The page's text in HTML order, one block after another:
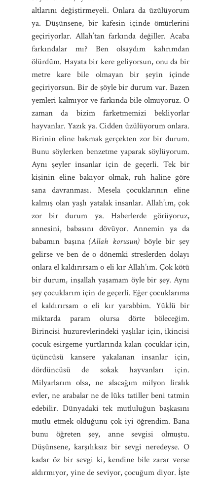
altlarını değiştirmeyeli. Onlara da üzülüyorum
ya. Düşünsene, bir kafesin içinde ömürlerini
geçiriyorlar. Allah’tan farkında değiller. Acaba
farkındalar mı? Ben olsaydım kahrımdan
ölürdüm. Hayata bir kere geliyorsun, onu da bir
metre kare bile olmayan bir şeyin içinde
geçiriyorsun. Bir de şöyle bir durum var. Bazen
yemleri kalmıyor ve farkında bile olmuyoruz. O
zaman da bizim farketmemizi bekliyorlar
hayvanlar. Yazık ya. Cidden üzülüyorum onlara.
Birinin eline bakmak gerçekten zor bir durum.
Bunu söylerken benzetme yaparak söylüyorum.
Aynı şeyler insanlar için de geçerli. Tek bir
kişinin eline bakıyor olmak, ruh haline göre
sana davranması. Mesela çocuklarının eline
kalmış olan yaşlı yatalak insanlar. Allah’ım, çok
zor bir durum ya. Haberlerde görüyoruz,
annesini, babasını dövüyor. Annemin ya da
babamın başına(Allah korusun) böyle bir şey
gelirse ve ben de o dönemki streslerden dolayı
onlara el kaldırırsam o eli kır Allah’ım. Çok kötü
bir durum, inşallah yaşamam öyle bir şey. Aynı
şey çocuklarım için de geçerli. Eğer çocuklarıma
el kaldırırsam o eli kır yarabbim. Yüklü bir
miktarda param olursa dörte böleceğim.
Birincisi huzurevlerindeki yaşlılar için, ikincisi
çocuk esirgeme yurtlarında kalan çocuklar için,
üçüncüsü kansere yakalanan insanlar için,
dördüncüsü de sokak hayvanları için.
Milyarlarım olsa, ne alacağım milyon liralık
evler, ne arabalar ne de lüks tatiller beni tatmin
edebilir. Dünyadaki tek mutluluğun başkasını
mutlu etmek olduğunu çok iyi öğrendim. Bana
bunu öğreten şey, anne sevgisi olmuştu.
Düşünsene, karşılıksız bir sevgi neredeyse. O
kadar öz bir sevgi ki, kendine bile zarar verse
aldırmıyor, yine de seviyor, çocuğum diyor. İşte